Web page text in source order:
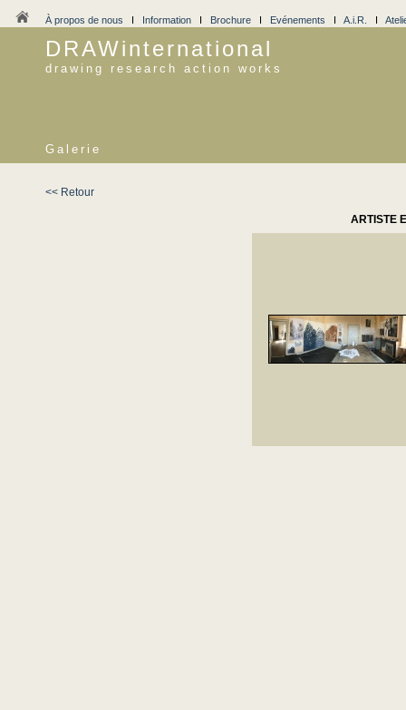
À propos de nous I Information I Brochure I Evénements I A.i.R. I
DRAWinternational
drawing research action works
Galerie
<< Retour
ARTISTE